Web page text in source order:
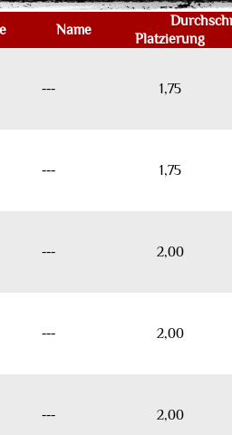
Name
Platzierung
--- 1,75
--- 1,75
--- 2,00
--- 2,00
--- 2,00